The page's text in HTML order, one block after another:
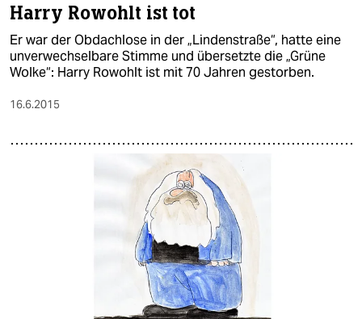
Harry Rowohlt ist tot
Er war der Obdachlose in der „Lindenstraße“, hatte eine
unverwechselbare Stimme und übersetzte die „Grüne
Wolke“: Harry Rowohlt ist mit 70 Jahren gestorben.
16.6.2015